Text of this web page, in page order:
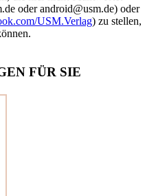
oder android@usm.de) oder
USM.Verlag) zu stellen,
FÜR SIE